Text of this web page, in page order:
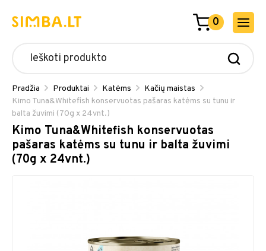
0
Pradžia Produktai Katėms
Kačių maistas
Kimo Tuna&Whitefish konservuotas pašaras katėms su tunu ir
balta žuvimi (70g x 24vnt.)
Kimo Tuna&Whitefish konservuotas
pašaras katėms su tunu ir balta žuvimi
(70g x 24vnt.)